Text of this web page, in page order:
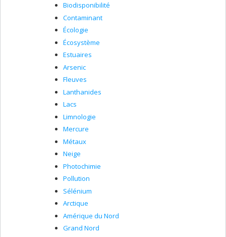
Biodisponibilité
Contaminant
Écologie
Écosystème
Estuaires
Arsenic
Fleuves
Lanthanides
Lacs
Limnologie
Mercure
Métaux
Neige
Photochimie
Pollution
Sélénium
Arctique
Amérique du Nord
Grand Nord